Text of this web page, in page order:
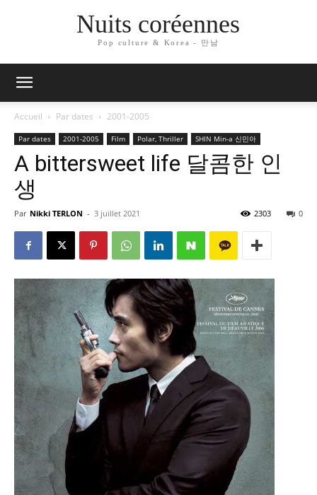
Nuits coréennes
Pop culture & Korea - 만남
Accueil Par dates 2001-2005
Par dates 2001-2005 Film Polar, Thriller SHIN Min-a 신민아
A bittersweet life 달콤한 인
생
Par Nikki TERLON - 3 juillet 2021 0
2303